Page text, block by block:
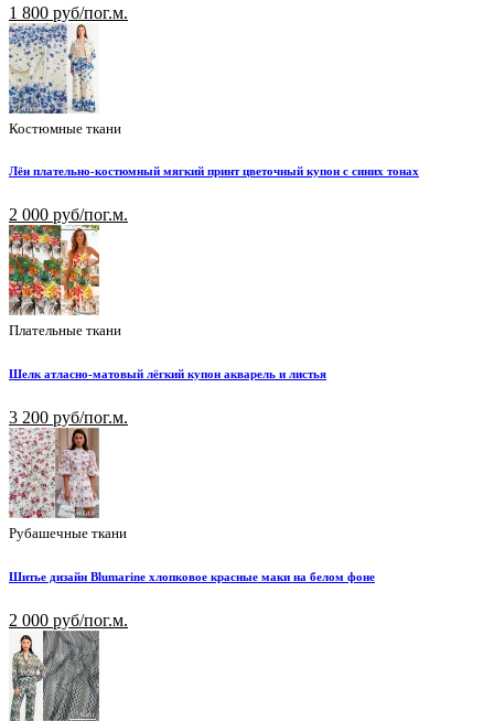
1 800 руб/пог.м.
Костюмные ткани
Лён плательно-костюмный мягкий принт цветочный купон с синих тонах
2 000 руб/пог.м.
Плательные ткани
Шелк атласно-матовый лёгкий купон акварель и листья
3 200 руб/пог.м.
Рубашечные ткани
Шитье дизайн Blumarine хлопковое красные маки на белом фоне
2 000 руб/пог.м.